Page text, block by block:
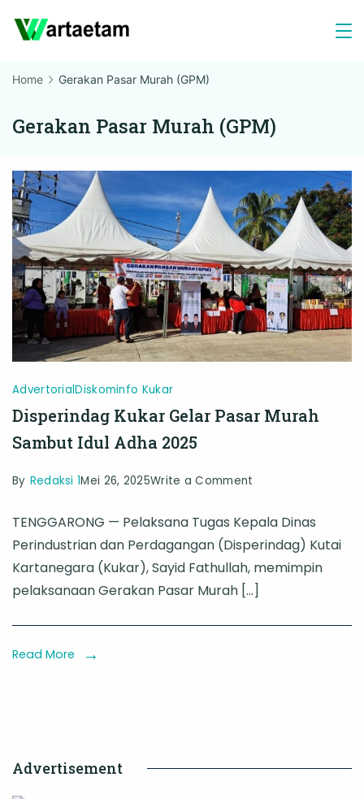
Home Gerakan Pasar Murah (GPM)
Gerakan Pasar Murah (GPM)
AdvertorialDiskominfo Kukar
Disperindag Kukar Gelar Pasar Murah
Sambut Idul Adha 2025
By Redaksi 1Mei 26, 2025Write a Comment
Kukar
Gelar
Murah
Sambut
TENGGARONG — Pelaksana Tugas Kepala Dinas
Perindustrian dan Perdagangan (Disperindag) Kutai
Kartanegara (Kukar), Sayid Fathullah, memimpin
pelaksanaan Gerakan Pasar Murah […]
Read More
Advertisement